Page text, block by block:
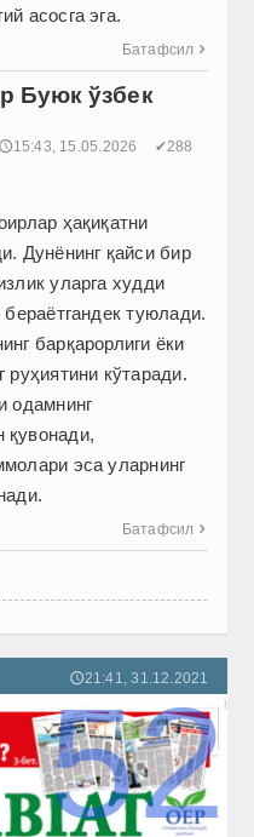
асосга эга.
Батафсил 
Буюк ўзбек
🕔15:43, 15.05.2026 ✔288
ҳақиқатни
Дунё­нинг ­қайси бир
уларга худди
бераётгандек туюлади.
барқарорлиги ёки
руҳиятини кўтаради.
одамнинг
қувонади,
эса уларнинг
Батафсил 
🕔21:41, 31.12.2021
52